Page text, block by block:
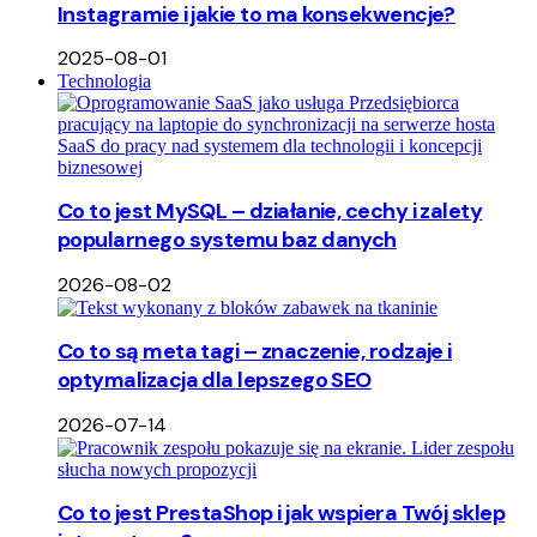
Instagramie i jakie to ma konsekwencje?
2025-08-01
Technologia
Co to jest MySQL – działanie, cechy i zalety
popularnego systemu baz danych
2026-08-02
Co to są meta tagi – znaczenie, rodzaje i
optymalizacja dla lepszego SEO
2026-07-14
Co to jest PrestaShop i jak wspiera Twój sklep